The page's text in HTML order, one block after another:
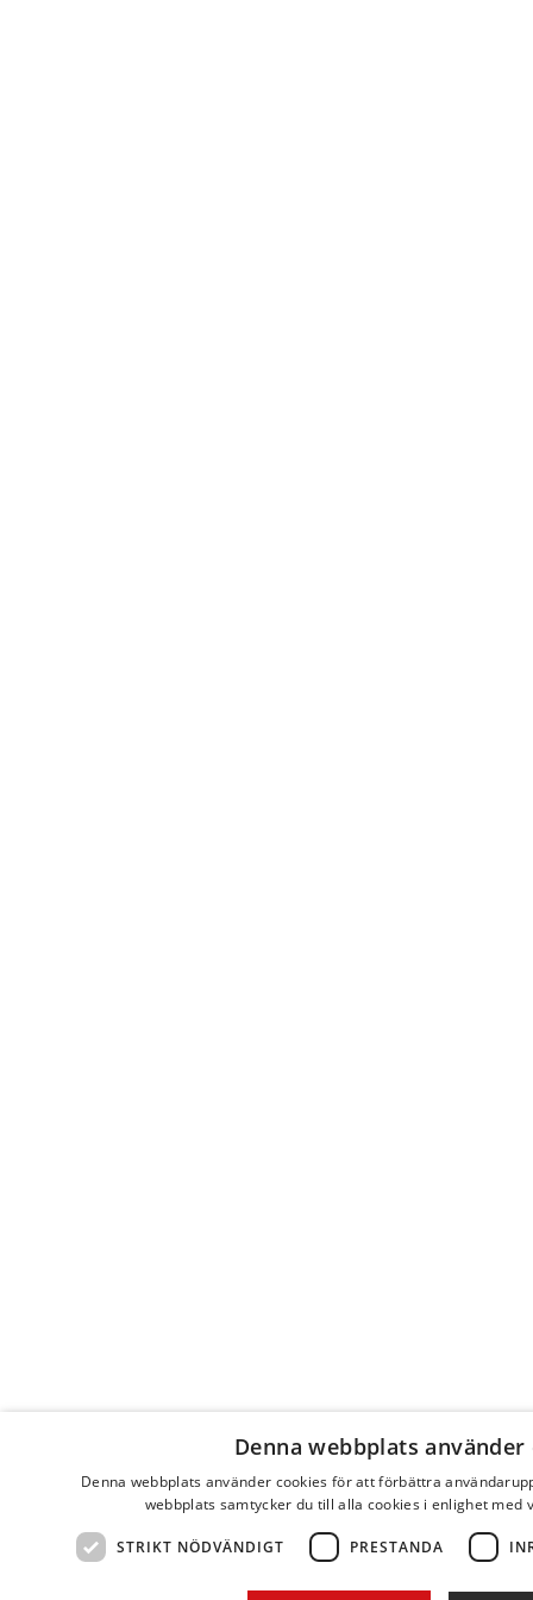
Denna webbplats använder
Denna webbplats använder cookies för att förbättra
webbplats samtycker du till alla cookies i enlighet med
STRIKT NÖDVÄNDIGT PRESTANDA